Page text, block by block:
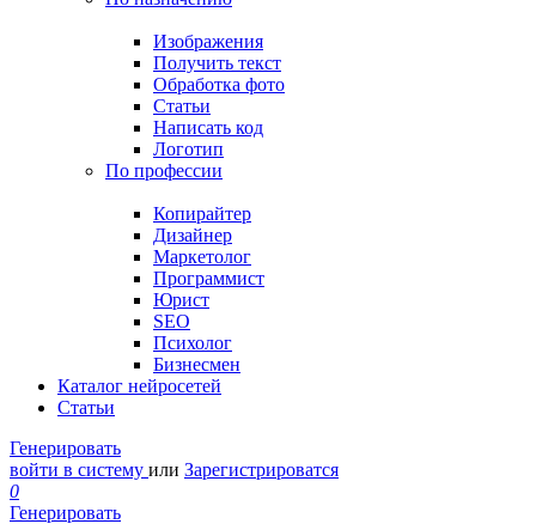
Изображения
Получить текст
Обработка фото
Статьи
Написать код
Логотип
По профессии
Копирайтер
Дизайнер
Маркетолог
Программист
Юрист
SEO
Психолог
Бизнесмен
Каталог нейросетей
Статьи
Генерировать
войти в систему или Зарегистрироватся
0
Генерировать